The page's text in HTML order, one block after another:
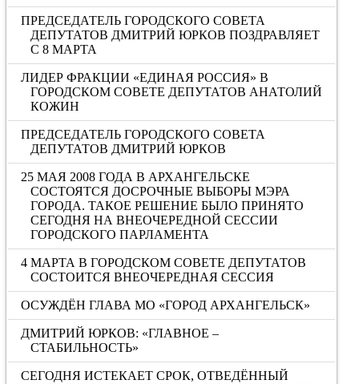
ПРЕДСЕДАТЕЛЬ ГОРОДСКОГО СОВЕТА
ДЕПУТАТОВ ДМИТРИЙ ЮРКОВ ПОЗДРАВЛЯЕТ
С 8 МАРТА
ЛИДЕР ФРАКЦИИ «ЕДИНАЯ РОССИЯ» В
ГОРОДСКОМ СОВЕТЕ ДЕПУТАТОВ АНАТОЛИЙ
КОЖИН
ПРЕДСЕДАТЕЛЬ ГОРОДСКОГО СОВЕТА
ДЕПУТАТОВ ДМИТРИЙ ЮРКОВ
25 МАЯ 2008 ГОДА В АРХАНГЕЛЬСКЕ
СОСТОЯТСЯ ДОСРОЧНЫЕ ВЫБОРЫ МЭРА
ГОРОДА. ТАКОЕ РЕШЕНИЕ БЫЛО ПРИНЯТО
СЕГОДНЯ НА ВНЕОЧЕРЕДНОЙ СЕССИИ
ГОРОДСКОГО ПАРЛАМЕНТА
4 МАРТА В ГОРОДСКОМ СОВЕТЕ ДЕПУТАТОВ
СОСТОИТСЯ ВНЕОЧЕРЕДНАЯ СЕССИЯ
ОСУЖДЁН ГЛАВА МО «ГОРОД АРХАНГЕЛЬСК»
ДМИТРИЙ ЮРКОВ: «ГЛАВНОЕ –
СТАБИЛЬНОСТЬ»
СЕГОДНЯ ИСТЕКАЕТ СРОК, ОТВЕДЁННЫЙ